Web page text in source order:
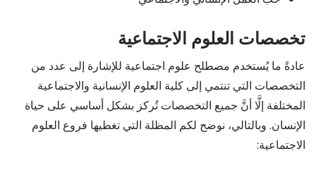
تخصصات العلوم الاجتماعية
عادةً ما يُستخدم مصطلح علوم اجتماعية للإشارة إلى عدد من
التخصصات التي تنتمي إلى كلية العلوم الإنسانية والاجتماعية
المختلفة إلَّا أنَّ جميع التخصصات تُركز بشكل أساسي على حياة
الإنسان. وبالتالي، نوضح لكم المظلة التي تغطيها فروع العلوم
الاجتماعية: